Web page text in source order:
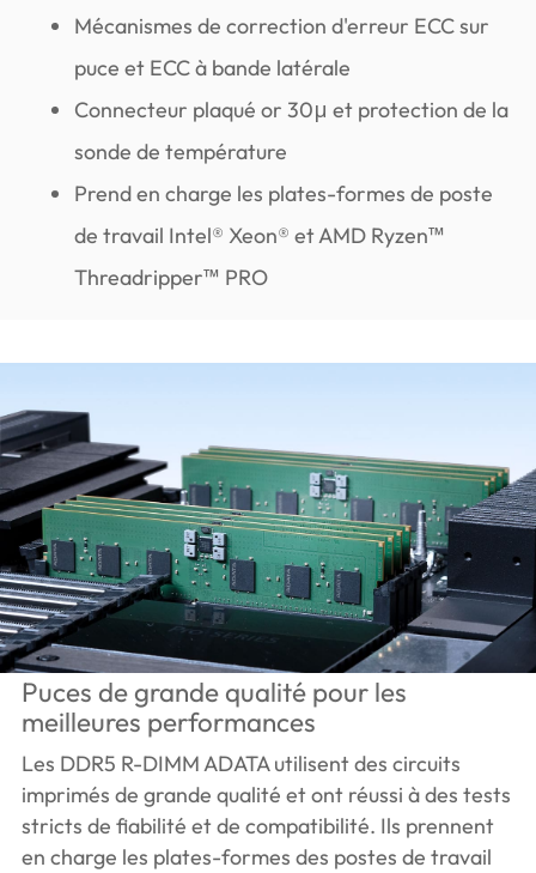
Mécanismes de correction d'erreur ECC sur
puce et ECC à bande latérale
Connecteur plaqué or 30μ et protection de la
sonde de température
Prend en charge les plates-formes de poste
de travail Intel® Xeon® et AMD Ryzen™
Threadripper™ PRO
Puces de grande qualité pour les
meilleures performances
Les DDR5 R-DIMM ADATA utilisent des circuits
imprimés de grande qualité et ont réussi à des tests
stricts de fiabilité et de compatibilité. Ils prennent
en charge les plates-formes des postes de travail